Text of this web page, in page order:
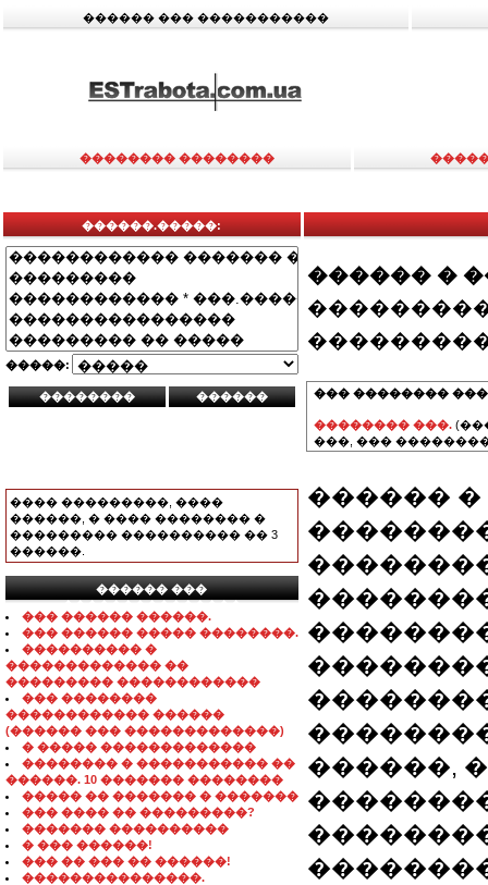
������ ��� �����������
�������� ��������
������.�����:
�����:
���� ���������, ����
������, � ���� �������� �
��������� ���������� �� 3
������.
������ ���
���������������
��� ������ ������.
��� ������ ����� ��������.
���������� �
������������� ��
��������� ������������
��� ��������
������������ ������
(������ ��� �������������)
� ����� �������������
�������� � ����������� ��
������. 10 ������� ��������
����� �� ������� � �������
��� ���� �� ���������?
������� ����������
� ��� ������!
��� �� ��� �� ������!
���������������.
������ �
��� ��������
�������� ���.
���, ���
������ �
������,